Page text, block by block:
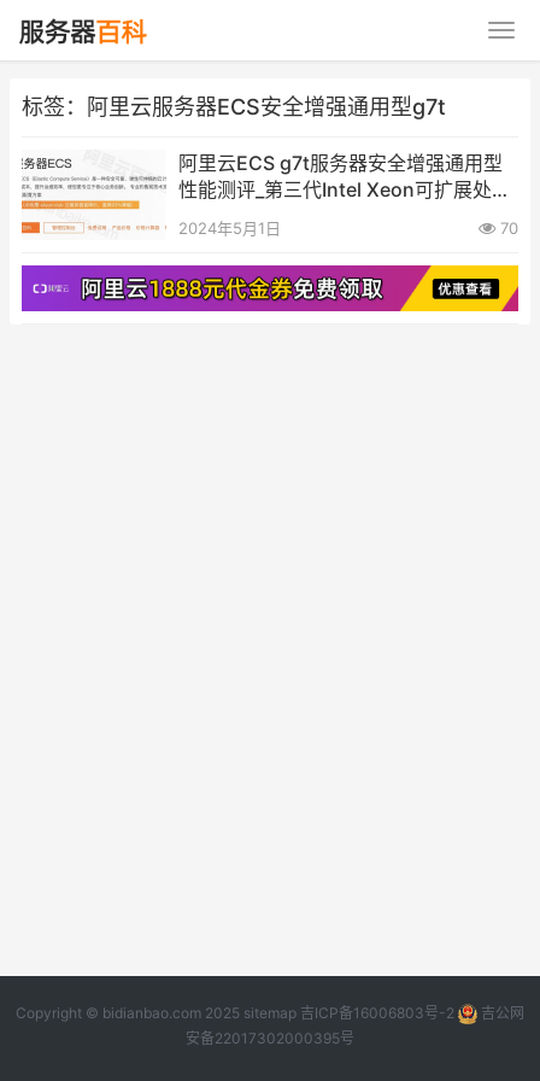
标签：阿里云服务器ECS安全增强通用型g7t
阿里云ECS g7t服务器安全增强通用型
性能测评_第三代Intel Xeon可扩展处理
器（Ice Lake）
2024年5月1日 70
Copyright © bidianbao.com 2025 sitemap 吉ICP备16006803号-2
吉公网
安备22017302000395号